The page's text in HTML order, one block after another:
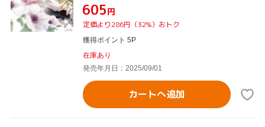
¥605円
定価より286円（32%）おトク
獲得ポイント 5P
在庫あり
発売年月日：2025/09/01
カートへ追加